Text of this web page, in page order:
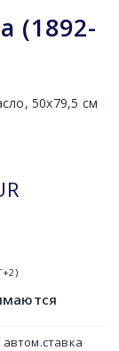
(1892-
50x79,5 cм
автом.ставка